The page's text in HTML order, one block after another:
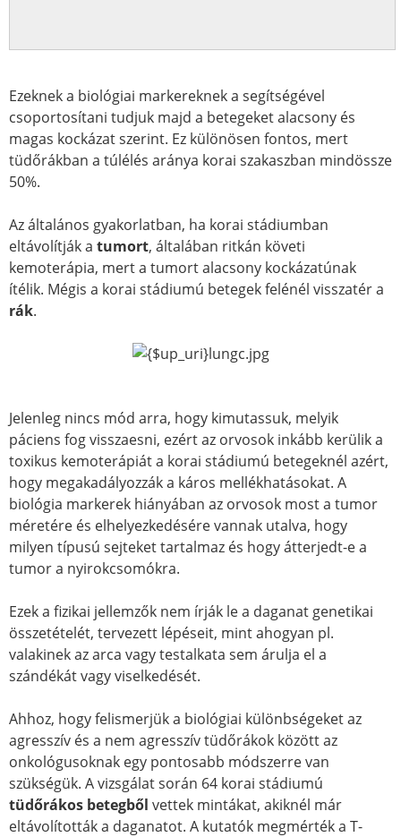
Ezeknek a biológiai markereknek a segítségével
csoportosítani tudjuk majd a betegeket alacsony és
magas kockázat szerint. Ez különösen fontos, mert
tüdőrákban a túlélés aránya korai szakaszban mindössze
50%.
Az általános gyakorlatban, ha korai stádiumban
eltávolítják a tumort, általában ritkán követi
kemoterápia, mert a tumort alacsony kockázatúnak
ítélik. Mégis a korai stádiumú betegek felénél visszatér a
rák.
Jelenleg nincs mód arra, hogy kimutassuk, melyik
páciens fog visszaesni, ezért az orvosok inkább kerülik a
toxikus kemoterápiát a korai stádiumú betegeknél azért,
hogy megakadályozzák a káros mellékhatásokat. A
biológia markerek hiányában az orvosok most a tumor
méretére és elhelyezkedésére vannak utalva, hogy
milyen típusú sejteket tartalmaz és hogy átterjedt-e a
tumor a nyirokcsomókra.
Ezek a fizikai jellemzők nem írják le a daganat genetikai
összetételét, tervezett lépéseit, mint ahogyan pl.
valakinek az arca vagy testalkata sem árulja el a
szándékát vagy viselkedését.
Ahhoz, hogy felismerjük a biológiai különbségeket az
agresszív és a nem agresszív tüdőrákok között az
onkológusoknak egy pontosabb módszerre van
szükségük. A vizsgálat során 64 korai stádiumú
tüdőrákos betegből vettek mintákat, akiknél már
eltávolították a daganatot. A kutatók megmérték a T-